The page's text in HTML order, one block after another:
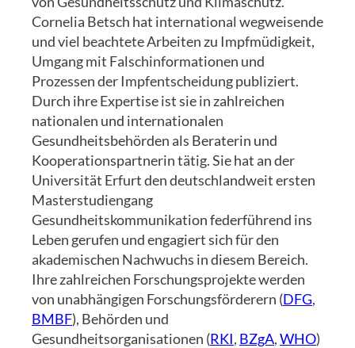
Cornelia Betsch hat international wegweisende
und viel beachtete Arbeiten zu Impfmüdigkeit,
Umgang mit Falschinformationen und
Prozessen der Impfentscheidung publiziert.
Durch ihre Expertise ist sie in zahlreichen
nationalen und internationalen
Gesundheitsbehörden als Beraterin und
Kooperationspartnerin tätig. Sie hat an der
Universität Erfurt den deutschlandweit ersten
Masterstudiengang
Gesundheitskommunikation federführend ins
Leben gerufen und engagiert sich für den
akademischen Nachwuchs in diesem Bereich.
Ihre zahlreichen Forschungsprojekte werden
von unabhängigen Forschungsförderern (DFG,
BMBF), Behörden und
Gesundheitsorganisationen (RKI, BZgA,WHO)